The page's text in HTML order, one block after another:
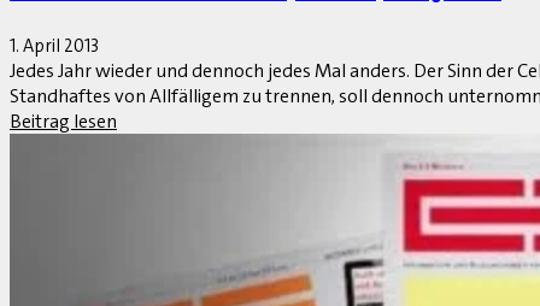
Shortfacts – April 2013